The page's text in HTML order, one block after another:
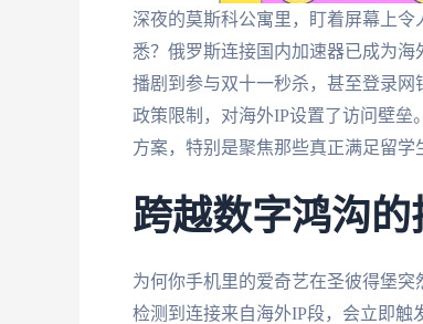
深夜的莫斯科公寓里，盯着屏幕上
悉？俄罗斯连接国内加速器已成为
播剧到参与双十一秒杀，甚至登录
政策限制，对海外IP设置了访问壁垒
方案，特别是聚焦那些真正满足留学
跨越数字鸿沟的
为何你手机里的爱奇艺在圣彼得堡
检测到连接来自海外IP段，会立即触